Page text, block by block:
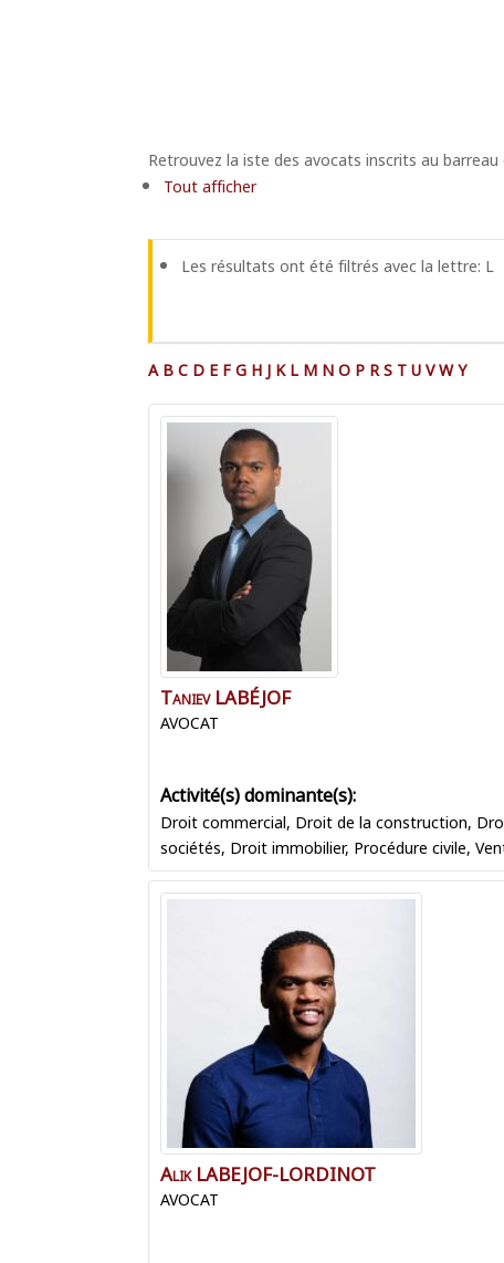
Retrouvez la iste des avocats inscrits au
Tout afficher
Les résultats ont été filtrés avec la lettre: L
ABC D E FG H J KL M NO P RS TUVWY
TanievLABÉJOF
AVOCAT
Droit commercial, Droit de la construction,
sociétés, Droit immobilier, Procédure civile,
AlikLABEJOF-LORDINOT
AVOCAT